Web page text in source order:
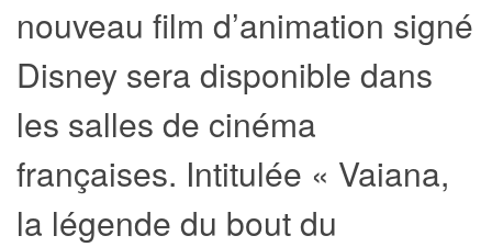
nouveau film d’animation signé
Disney sera disponible dans
les salles de cinéma
françaises. Intitulée « Vaiana,
la légende du bout du